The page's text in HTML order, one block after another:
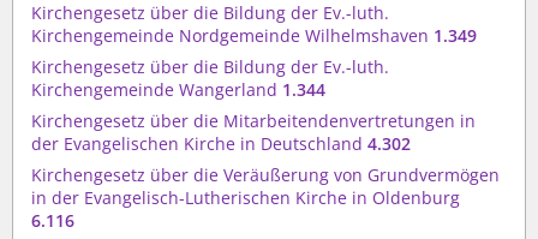
Kirchengesetz über die Bildung der Ev.-luth.
Kirchengemeinde Nordgemeinde Wilhelmshaven 1.349
Kirchengesetz über die Bildung der Ev.-luth.
Kirchengemeinde Wangerland 1.344
Kirchengesetz über die Mitarbeitendenvertretungen in
der Evangelischen Kirche in Deutschland 4.302
Kirchengesetz über die Veräußerung von Grundvermögen
in der Evangelisch-Lutherischen Kirche in Oldenburg
6.116